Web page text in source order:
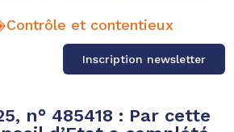
Contrôle et contentieux
Inscription newsletter
n° 485418 : Par cette